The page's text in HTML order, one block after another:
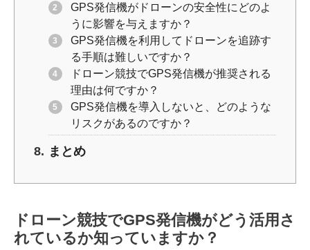
GPS発信機がドローンの安全性にどのよ
うに影響を与えますか？
GPS発信機を利用してドローンを追跡す
る手順は難しいですか？
ドローン競技でGPS発信機が推奨される
理由は何ですか？
GPS発信機を導入しないと、どのような
リスクがあるのですか？
まとめ
ドローン競技でGPS発信機がどう活用さ
れているか知っていますか？